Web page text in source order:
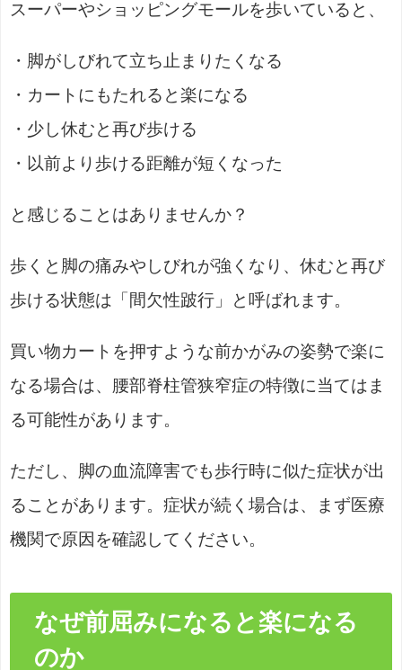
スーパーやショッピングモールを歩いていると、
・脚がしびれて立ち止まりたくなる
・カートにもたれると楽になる
・少し休むと再び歩ける
・以前より歩ける距離が短くなった
と感じることはありませんか？
歩くと脚の痛みやしびれが強くなり、休むと再び
歩ける状態は「間欠性跛行」と呼ばれます。
買い物カートを押すような前かがみの姿勢で楽に
なる場合は、腰部脊柱管狭窄症の特徴に当てはま
る可能性があります。
ただし、脚の血流障害でも歩行時に似た症状が出
ることがあります。症状が続く場合は、まず医療
機関で原因を確認してください。
なぜ前屈みになると楽になる
のか